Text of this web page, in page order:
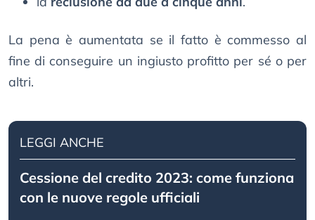
La pena è aumentata se il fatto è commesso al
fine di conseguire un ingiusto profitto per sé o per
altri.
LEGGI ANCHE
Cessione del credito 2023: come funziona
con le nuove regole ufficiali